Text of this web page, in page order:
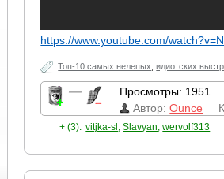
https://www.youtube.com/
Топ-10 самых нелепых ,идиотских
— Просмотры: 1951
Автор:Ounce
+ (3): vitjka-sl ,Slavyan,wervolf313